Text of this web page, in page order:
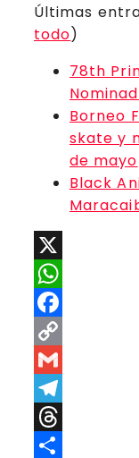
Últimas
todo)
78th
Borneo
skate y
de mayo
Black
X
WhatsApp
Facebook
Copy
Link
Gmail
Telegram
Threads